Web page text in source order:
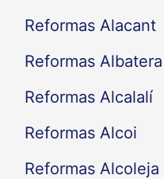
Reformas Alacant
Reformas Albatera
Reformas Alcalalí
Reformas Alcoi
Reformas Alcoleja